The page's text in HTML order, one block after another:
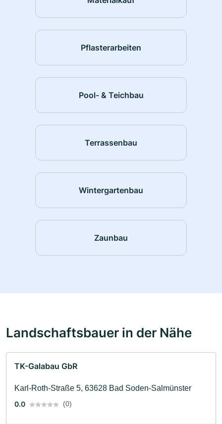
Pflasterarbeiten
Pool- & Teichbau
Terrassenbau
Wintergartenbau
Zaunbau
Landschaftsbauer in der Nähe
TK-Galabau GbR
Karl-Roth-Straße 5, 63628 Bad Soden-Salmünster
0.0
(0)